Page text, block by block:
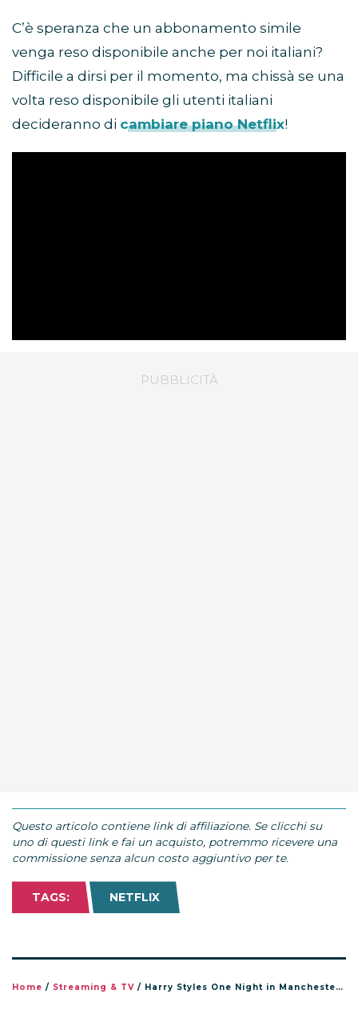
C’è speranza che un abbonamento simile
venga reso disponibile anche per noi italiani?
Difficile a dirsi per il momento, ma chissà se una
volta reso disponibile gli utenti italiani
decideranno di cambiare piano Netflix!
Questo articolo contiene link di affiliazione. Se clicchi su
uno di questi link e fai un acquisto, potremmo ricevere una
commissione senza alcun costo aggiuntivo per te.
TAGS: NETFLIX
Home / Streaming & TV / Harry Styles One Night in Manchester: quando esce su Netflix e cosa sapere